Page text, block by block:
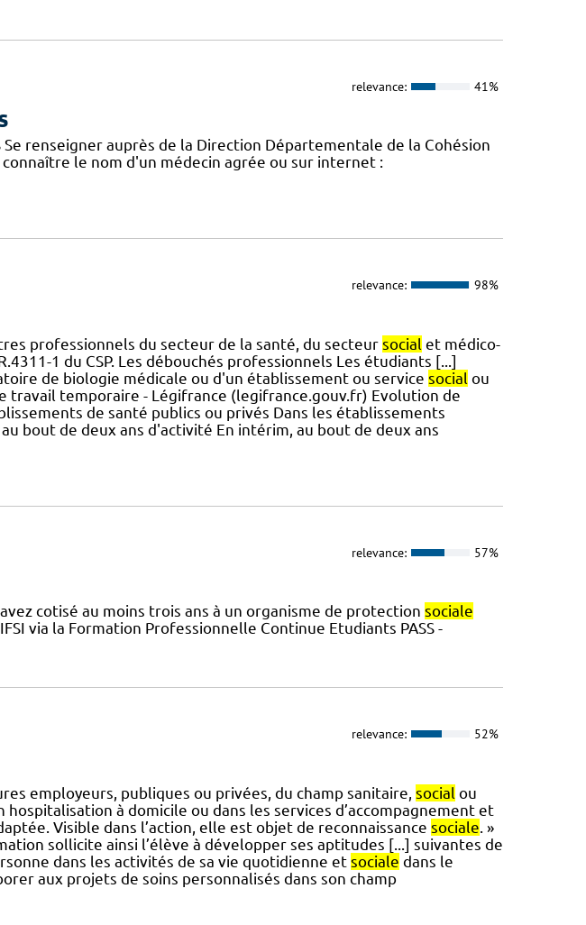
relevance: 41%
renseigner auprès de la Direction Départementale de la Cohésion
le nom d'un médecin agrée ou sur internet :
relevance: 98%
professionnels du secteur de la santé, du secteur social et médico-
1 du CSP. Les débouchés professionnels Les étudiants [...]
de biologie médicale ou d'un établissement ou service social ou
travail temporaire - Légifrance (legifrance.gouv.fr) Evolution de
de santé publics ou privés Dans les établissements
au bout de deux ans d'activité En intérim, au bout de deux ans
relevance: 57%
cotisé au moins trois ans à un organisme de protection sociale
via la Formation Professionnelle Continue Etudiants PASS -
relevance: 52%
employeurs, publiques ou privées, du champ sanitaire, social ou
hospitalisation à domicile ou dans les services d’accompagnement et
Visible dans l’action, elle est objet de reconnaissance sociale. »
sollicite ainsi l’élève à développer ses aptitudes [...] suivantes de
dans les activités de sa vie quotidienne et sociale dans le
aux projets de soins personnalisés dans son champ